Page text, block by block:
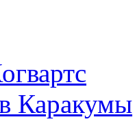
Каракумы